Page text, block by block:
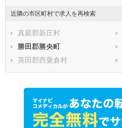
近隣の市区町村で求人を再検索
真庭郡新庄村
勝田郡勝央町
英田郡西粟倉村